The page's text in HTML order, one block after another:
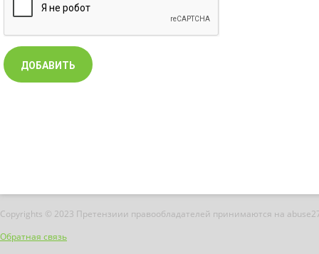
Copyrights © 2023 Претензиии правообладателей принимаются на
Обратная связь